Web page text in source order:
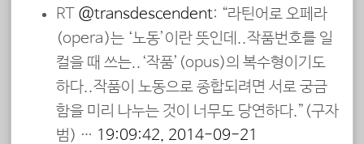
RT @transdescendent: “라틴어로 오페라
(opera)는 ‘노동’이란 뜻인데..작품번호를 일
컬을 때 쓰는..‘작품’(opus)의 복수형이기도
하다..작품이 노동으로 종합되려면 서로 궁금
함을 미리 나누는 것이 너무도 당연하다.”(구자
범) … 19:09:42, 2014-09-21